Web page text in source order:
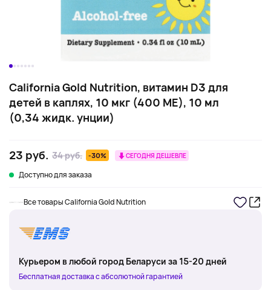
California Gold Nutrition, витамин D3 для
детей в каплях, 10 мкг (400 МЕ), 10 мл
(0,34 жидк. унции)
23 руб. 34 руб. -30% СЕГОДНЯ ДЕШЕВЛЕ
Доступно для заказа
Все товары California Gold Nutrition
Курьером в любой город Беларуси за 15-20 дней
Бесплатная доставка с абсолютной гарантией